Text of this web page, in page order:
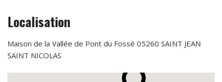
Localisation
Maison de la Vallée de Pont du Fossé 05260 SAINT JEAN
SAINT NICOLAS